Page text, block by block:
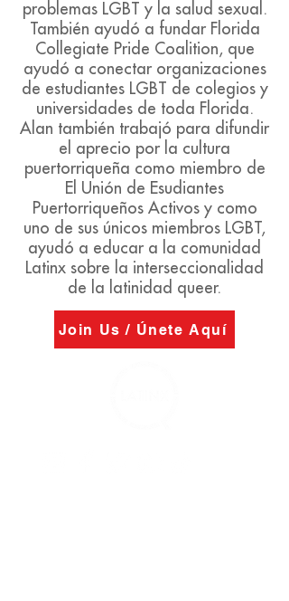
problemas LGBT y la salud sexual.
También ayudó a fundar Florida
Collegiate Pride Coalition, que
ayudó a conectar organizaciones
de estudiantes LGBT de colegios y
universidades de toda Florida.
Alan también trabajó para difundir
el aprecio por la cultura
puertorriqueña como miembro de
El Unión de Esudiantes
Puertorriqueños Activos y como
uno de sus únicos miembros LGBT,
ayudó a educar a la comunidad
Latinx sobre la interseccionalidad
de la latinidad queer.
Join Us / Únete Aquí